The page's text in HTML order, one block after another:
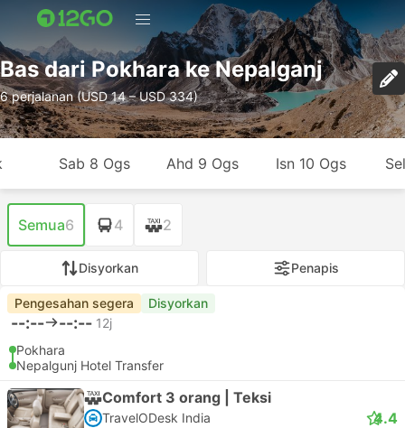
Bas dari Pokhara ke Nepalganj
6 perjalanan (USD 14 – USD 334)
Sab 8 Ogs Ahd 9 Ogs Isn 10 Ogs
Semua6 4 2
Disyorkan Penapis
Pengesahan segera Disyorkan
--:-- --:-- 12j
Pokhara
Nepalgunj Hotel Transfer
Comfort 3 orang | Teksi
TravelODesk India 4.4